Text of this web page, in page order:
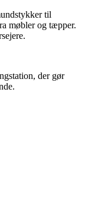
til
møbler og tæpper.
der gør